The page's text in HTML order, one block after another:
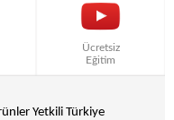
Ücretsiz
Eğitim
Yetkili Türkiye